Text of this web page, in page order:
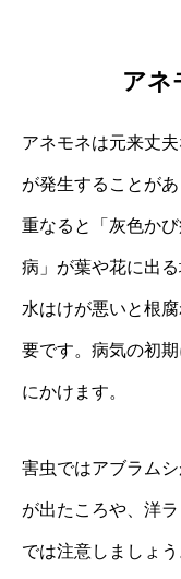
アネ
アネモネは元来丈
が発生することが
重なると「灰色か
病」が葉や花に出
水はけが悪いと根
要です。病気の初
にかけます。
害虫ではアブラム
が出たころや、洋
では注意しましょ